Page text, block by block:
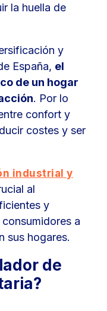
la huella de
y
España, el
de un hogar
. Por lo
confort y
costes y ser
industrial y
al
y
a
sus hogares.
de